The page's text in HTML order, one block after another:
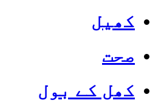
کھیل
صحت
کھل کے بول